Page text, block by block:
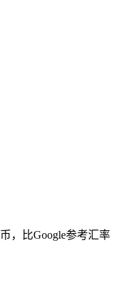
，比Google参考汇率